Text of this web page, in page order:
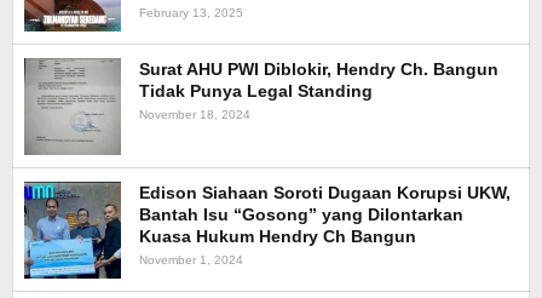
February 13, 2025
Surat AHU PWI Diblokir, Hendry Ch. Bangun
Tidak Punya Legal Standing
November 18, 2024
Edison Siahaan Soroti Dugaan Korupsi UKW,
Bantah Isu “Gosong” yang Dilontarkan
Kuasa Hukum Hendry Ch Bangun
November 1, 2024